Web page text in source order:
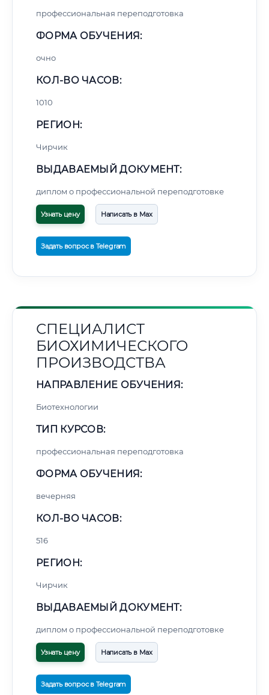
профессиональная переподготовка
ФОРМА ОБУЧЕНИЯ:
очно
КОЛ-ВО ЧАСОВ:
1010
РЕГИОН:
Чирчик
ВЫДАВАЕМЫЙ ДОКУМЕНТ:
диплом о профессиональной переподготовке
Узнать цену Написать в Max
Задать вопрос в Telegram
СПЕЦИАЛИСТ
БИОХИМИЧЕСКОГО
ПРОИЗВОДСТВА
НАПРАВЛЕНИЕ ОБУЧЕНИЯ:
Биотехнологии
ТИП КУРСОВ:
профессиональная переподготовка
ФОРМА ОБУЧЕНИЯ:
вечерняя
КОЛ-ВО ЧАСОВ:
516
РЕГИОН:
Чирчик
ВЫДАВАЕМЫЙ ДОКУМЕНТ:
диплом о профессиональной переподготовке
Узнать цену Написать в Max
Задать вопрос в Telegram